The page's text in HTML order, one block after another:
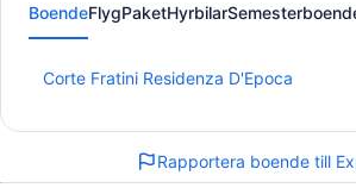
BoendeFlygPaketHyrbilar
Corte Fratini Residenza D'Epoca
L
i
Rapportera boende till